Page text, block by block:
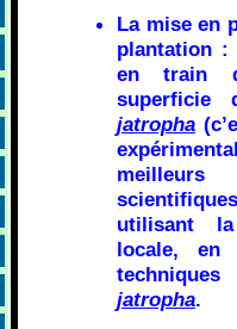
La mise en
plantation :
en train
superficie
jatropha
utilisant
locale, en
jatropha.